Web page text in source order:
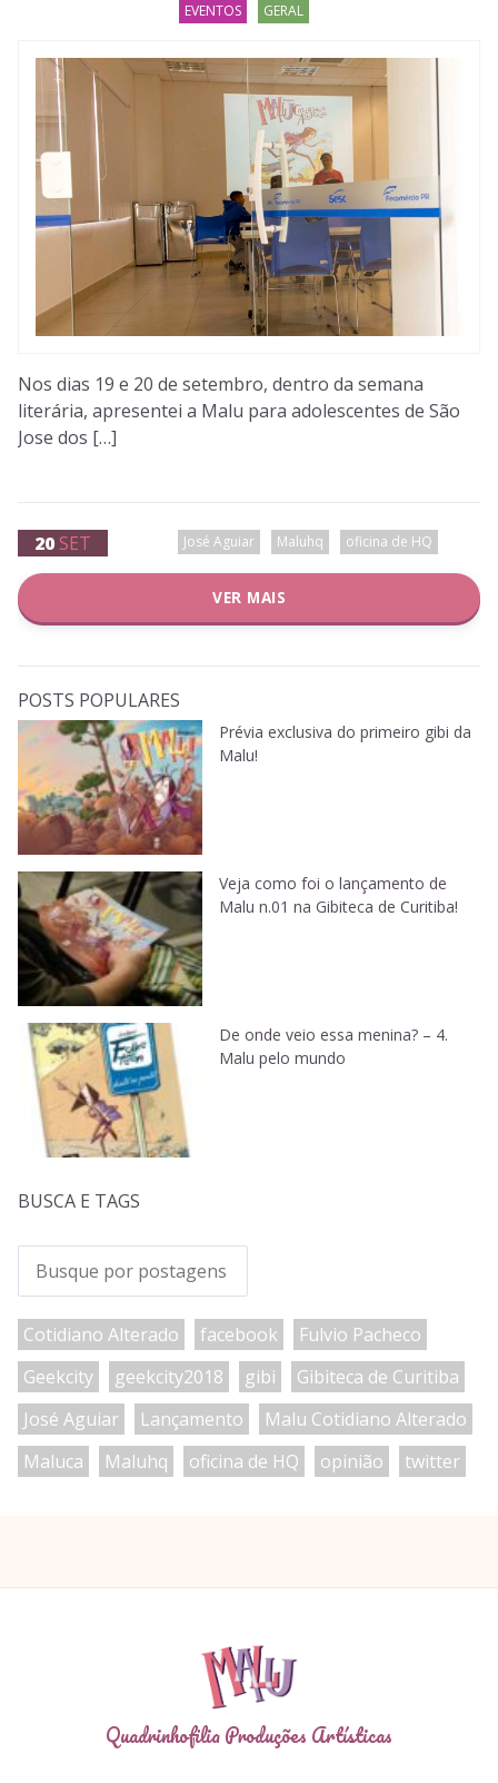
EVENTOS GERAL
Nos dias 19 e 20 de setembro, dentro da semana
literária, apresentei a Malu para adolescentes de São
Jose dos […]
20 SET José Aguiar Maluhq oficina de HQ
VER MAIS
POSTS POPULARES
Prévia exclusiva do primeiro gibi da
Malu!
Veja como foi o lançamento de
Malu n.01 na Gibiteca de Curitiba!
De onde veio essa menina? – 4.
Malu pelo mundo
BUSCA E TAGS
Cotidiano Alterado facebook
Fulvio Pacheco
Geekcity
geekcity2018 gibi
Gibiteca de Curitiba
José Aguiar
Lançamento
Malu Cotidiano Alterado
Maluca
Maluhq oficina de HQ opinião twitter
Quadrinhofilia Produções Artísticas